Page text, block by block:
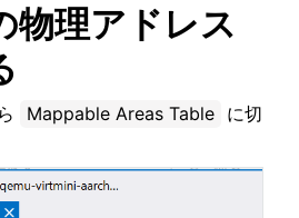
物理アドレス
Mappable Areas Table に切